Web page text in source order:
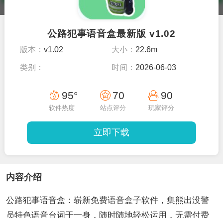
公路犯事语音盒最新版 v1.02
版本：v1.02 大小： 22.6m
类别： 时间： 2026-06-03
95°
软件热度
70
站点评分
90
玩家评分
立即下载
内容介绍
公路犯事语音盒：崭新免费语音盒子软件，集熊出没警
员特色语音台词于一身，随时随地轻松运用，无需付费